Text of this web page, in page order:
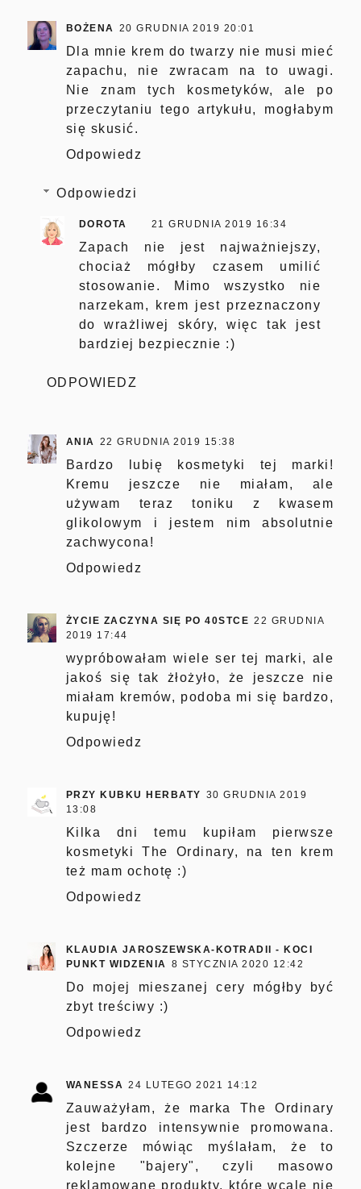
BOŻENA 20 GRUDNIA 2019 20:01
Dla mnie krem do twarzy nie musi mieć
zapachu, nie zwracam na to uwagi.
Nie znam tych kosmetyków, ale po
przeczytaniu tego artykułu, mogłabym
się skusić.
Odpowiedz
Odpowiedzi
DOROTA 21 GRUDNIA 2019 16:34
Zapach nie jest najważniejszy,
chociaż mógłby czasem umilić
stosowanie. Mimo wszystko nie
narzekam, krem jest przeznaczony
do wrażliwej skóry, więc tak jest
bardziej bezpiecznie :)
ODPOWIEDZ
ANIA 22 GRUDNIA 2019 15:38
Bardzo lubię kosmetyki tej marki!
Kremu jeszcze nie miałam, ale
używam teraz toniku z kwasem
glikolowym i jestem nim absolutnie
zachwycona!
Odpowiedz
ŻYCIE ZACZYNA SIĘ PO 40STCE 22 GRUDNIA
2019 17:44
wypróbowałam wiele ser tej marki, ale
jakoś się tak żłożyło, że jeszcze nie
miałam kremów, podoba mi się bardzo,
kupuję!
Odpowiedz
PRZY KUBKU HERBATY 30 GRUDNIA 2019
13:08
Kilka dni temu kupiłam pierwsze
kosmetyki The Ordinary, na ten krem
też mam ochotę :)
Odpowiedz
KLAUDIA JAROSZEWSKA-KOTRADII - KOCI
PUNKT WIDZENIA
8 STYCZNIA 2020 12:42
Do mojej mieszanej cery mógłby być
zbyt treściwy :)
Odpowiedz
WANESSA 24 LUTEGO 2021 14:12
Zauważyłam, że marka The Ordinary
jest bardzo intensywnie promowana.
Szczerze mówiąc myślałam, że to
kolejne "bajery", czyli masowo
reklamowane produkty, które wcale nie